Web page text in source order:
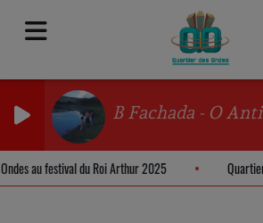
B Fachada - O
Ondes au festival du Roi Arthur 2025